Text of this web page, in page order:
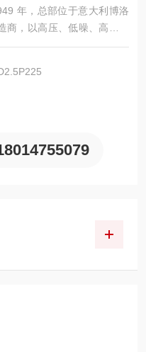
年，总部位于意大利博洛
，以高压、低噪、高效、
产品线。